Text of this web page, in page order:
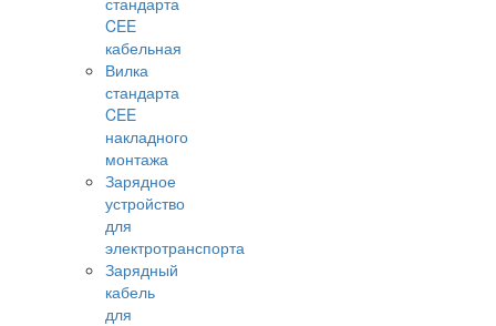
CEE
кабельная
Вилка
стандарта
CEE
накладного
монтажа
Зарядное
устройство
для
электротранспорта
Зарядный
кабель
для